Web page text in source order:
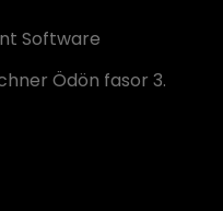
Software
Ödön fasor 3.